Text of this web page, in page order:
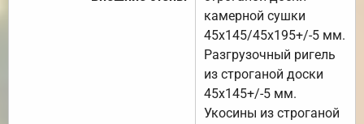
камерной сушки
45х145/45х195+/-5 мм.
Разгрузочный ригель
из строганой доски
45х145+/-5 мм.
Укосины из строганой